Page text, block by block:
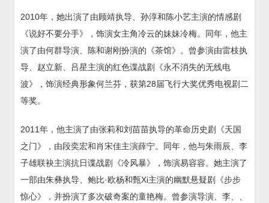
2010年，她出演了由顾靖执导、孙淳和陈小艺主演的情感剧
《说好不要分手》，饰演女主角冷云的妹妹冷梅。同年，他主
演了由何群导演、陈和谢刚扮演的《茶馆》。曾参演由雷枝执
导、赵立新、吕星主演的红色谍战剧《永不消失的无线电
波》，饰演经典形象何兰芬，获第28届飞行大奖优秀电视剧二
等奖。
2011年，他主演了由张莉和刘苗苗执导的革命历史剧《天国
之门》，由段奕宏和肖宋佳主演薛宁。同年，他与朱雨辰、李
子雄联袂主演抗日谍战剧《冷风暴》，饰演易容容。她主演了
一部由朱彝执导、鲍比·欧杨和甄Xi主演的幽默悬疑剧《步步
惊心》，并扮演了多次破奇案的童艳梅。曾参演导演、李、、